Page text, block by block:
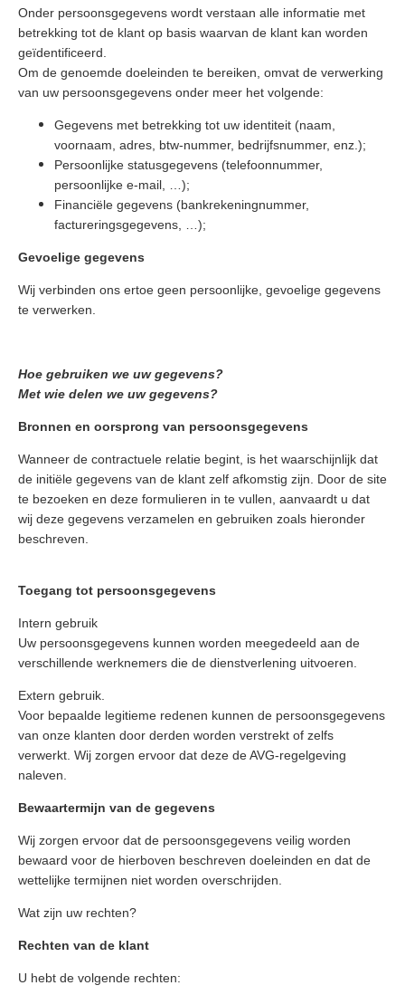
Onder persoonsgegevens wordt verstaan alle informatie met
betrekking tot de klant op basis waarvan de klant kan worden
geïdentificeerd.
Om de genoemde doeleinden te bereiken, omvat de verwerking
van uw persoonsgegevens onder meer het volgende:
Gegevens met betrekking tot uw identiteit (naam,
voornaam, adres, btw-nummer, bedrijfsnummer, enz.);
Persoonlijke statusgegevens (telefoonnummer,
persoonlijke e-mail, …);
Financiële gegevens (bankrekeningnummer,
factureringsgegevens, …);
Gevoelige gegevens
Wij verbinden ons ertoe geen persoonlijke, gevoelige gegevens
te verwerken.
Hoe gebruiken we uw gegevens?
Met wie delen we uw gegevens?
Bronnen en oorsprong van persoonsgegevens
Wanneer de contractuele relatie begint, is het waarschijnlijk dat
de initiële gegevens van de klant zelf afkomstig zijn. Door de site
te bezoeken en deze formulieren in te vullen, aanvaardt u dat
wij deze gegevens verzamelen en gebruiken zoals hieronder
beschreven.
Toegang tot persoonsgegevens
Intern gebruik
Uw persoonsgegevens kunnen worden meegedeeld aan de
verschillende werknemers die de dienstverlening uitvoeren.
Extern gebruik.
Voor bepaalde legitieme redenen kunnen de persoonsgegevens
van onze klanten door derden worden verstrekt of zelfs
verwerkt. Wij zorgen ervoor dat deze de AVG-regelgeving
naleven.
Bewaartermijn van de gegevens
Wij zorgen ervoor dat de persoonsgegevens veilig worden
bewaard voor de hierboven beschreven doeleinden en dat de
wettelijke termijnen niet worden overschrijden.
Wat zijn uw rechten?
Rechten van de klant
U hebt de volgende rechten: